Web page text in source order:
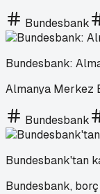
Bundesbank
Bundesbank:
Almanya Merkez
Bundesbank
Bundesbank'tan
Bundesbank, borç